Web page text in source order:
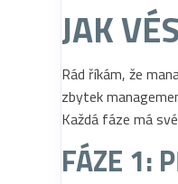
JAK
Rád říkám, že
zbytek
Každá fáze má
FÁZE 1: